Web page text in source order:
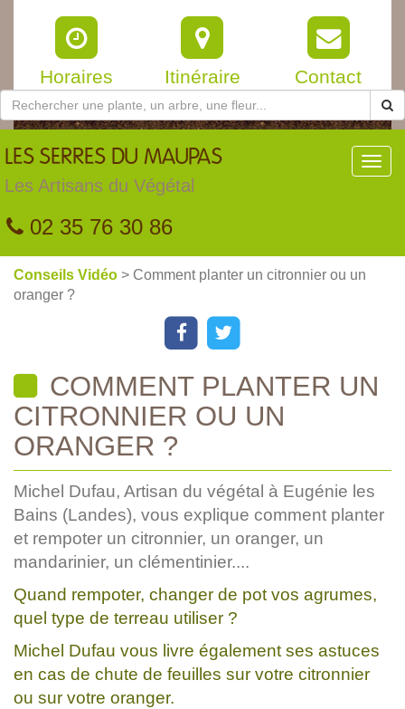
Horaires Itinéraire Contact
LES SERRES DU MAUPAS
Les Artisans du Végétal
02 35 76 30 86
Conseils Vidéo > Comment planter un citronnier ou un
oranger ?
COMMENT PLANTER UN
CITRONNIER OU UN
ORANGER ?
Michel Dufau, Artisan du végétal à Eugénie les
Bains (Landes), vous explique comment planter
et rempoter un citronnier, un oranger, un
mandarinier, un clémentinier....
Quand rempoter, changer de pot vos agrumes,
quel type de terreau utiliser ?
Michel Dufau vous livre également ses astuces
en cas de chute de feuilles sur votre citronnier
ou sur votre oranger.